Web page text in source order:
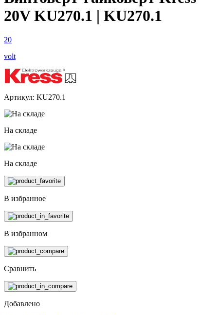
20V KU270.1 | KU270.1
20
volt
Артикул: KU270.1
На складе
На складе
В избранное
В избранном
Сравнить
Добавлено